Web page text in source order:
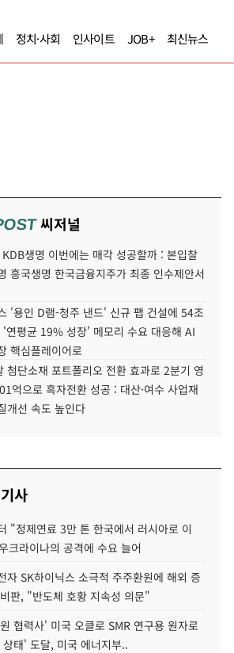
정치·사회 인사이트 JOB+ 최신뉴스
씨저널
생명 이번에는 매각 성공할까 : 본입찰
흥국생명 한국금융지주가 최종 인수제안서
'용인 D램-청주 낸드' 신규 팹 건설에 54조
'연평균 19% 성장' 메모리 수요 대응해 AI
핵심플레이어로
첨단소재 포트폴리오 전환 효과로 2분기 영
억으로 흑자전환 성공 : 대산·여수 사업재
개선 속도 높인다
사
"정제연료 3만 톤 한국에서 러시아로 이
크라이나의 공격에 수요 늘어
자 SK하이닉스 소극적 주주환원에 해외 증
판, "반도체 호황 지속성 의문"
협력사' 미국 오클로 SMR 연구용 원자로
태' 도달, 미국 에너지부..